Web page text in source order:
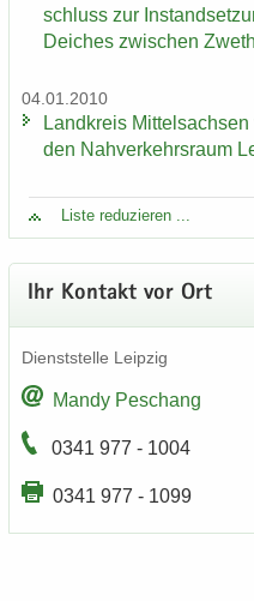
schluss zur
Dei­ches zwi­schen
04.01.2010
Land­kreis
den Nah­ver­kehrs­raum
Liste re­du­zie­ren ...
Ihr Kon­takt vor Ort
Dienst­stel­le Leip­zig
Mandy Peschang
0341 977 - 1004
0341 977 - 1099